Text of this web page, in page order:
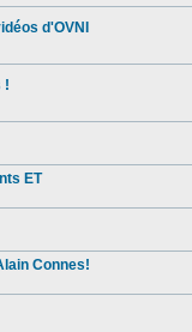
d'OVNI
!
ET
Connes!